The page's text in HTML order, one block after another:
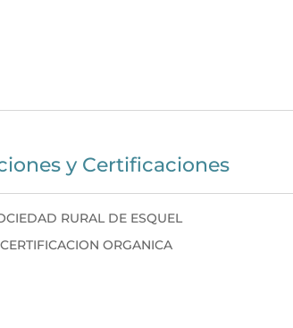
y Certificaciones
RURAL DE ESQUEL
CERTIFICACION ORGANICA